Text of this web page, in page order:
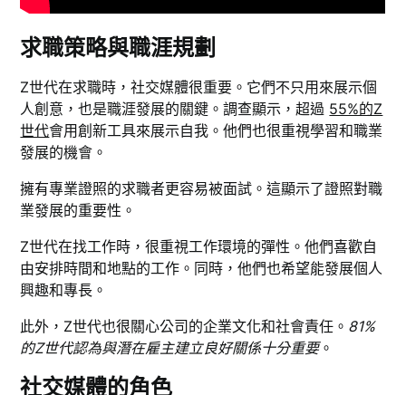
求職策略與職涯規劃
Z世代在求職時，社交媒體很重要。它們不只用來展示個
人創意，也是職涯發展的關鍵。調查顯示，超過 55%的Z
世代會用創新工具來展示自我。他們也很重視學習和職業
發展的機會。
擁有專業證照的求職者更容易被面試。這顯示了證照對職
業發展的重要性。
Z世代在找工作時，很重視工作環境的彈性。他們喜歡自
由安排時間和地點的工作。同時，他們也希望能發展個人
興趣和專長。
此外，Z世代也很關心公司的企業文化和社會責任。 81%
的Z世代認為與潛在雇主建立良好關係十分重要。
社交媒體的角色